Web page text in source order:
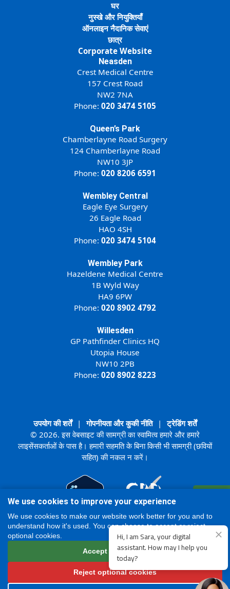
घर
नुस्खे और नियुक्तियाँ
ऑनलाइन नैदानिक सेवाएं
छात्र
Corporate Website
Neasden
Crest Medical Centre
157 Crest Road
NW2 7NA
Phone: 020 3474 5105
Queen’s Park
Chamberlayne Road Surgery
124 Chamberlayne Road
NW10 3JP
Phone: 020 8206 6591
Wembley Central
Eagle Eye Surgery
26 Eagle Road
HAO 4SH
Phone: 020 3474 5104
Wembley Park
Hazeldene Medical Centre
1B Wyld Way
HA9 6PW
Phone: 020 8902 4792
Willesden
GP Pathfinder Clinics HQ
Utopia House
NW10 2PB
Phone: 020 8902 8223
उपयोग की शर्तें | गोपनीयता और कुकी नीति |
ट्रेडिंग शर्तें
© 2026. इस वेबसाइट की सामग्री का स्वामित्व हमारे और हमारे
लाइसेंसकर्ताओं के पास है। हमारी सहमति के बिना किसी भी सामग्री (छवियों
सहित) की नकल न करें।
We use cookies to improve your experience
We use cookies to make our website work better for you and to
understand how it's used. You can choose to accept or reject
optional cookies.
Accept all cookies
Reject optional cookies